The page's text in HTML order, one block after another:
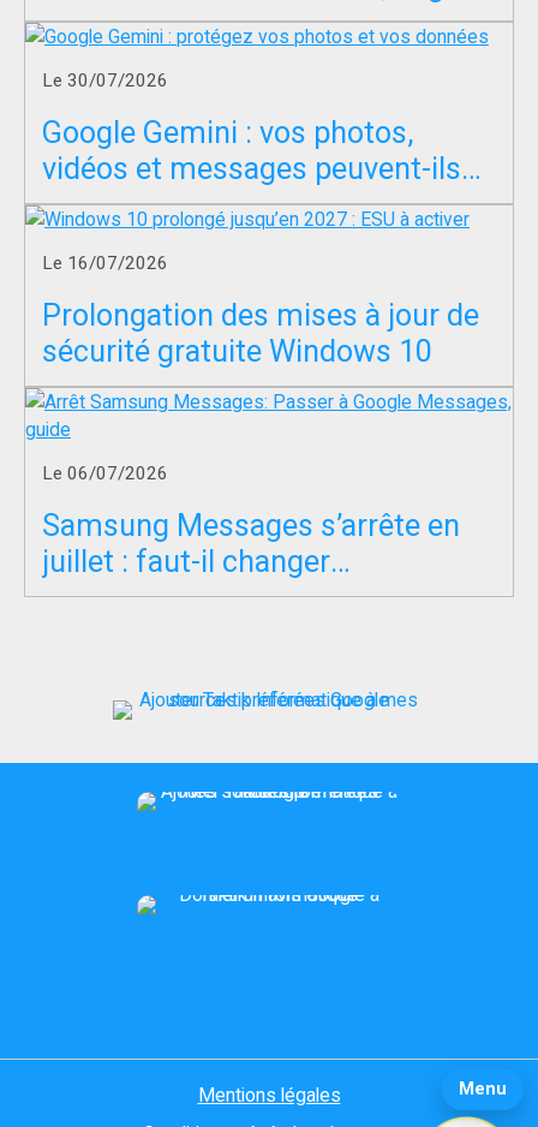
Menu
Firefox ?
Le 30/07/2026
Google Gemini : vos photos,
vidéos et messages peuvent-ils
servir à entraîner l’IA ?
Le 16/07/2026
Prolongation des mises à jour de
sécurité gratuite Windows 10
Le 06/07/2026
Samsung Messages s’arrête en
juillet : faut-il changer
d’application SMS ?
Mentions légales